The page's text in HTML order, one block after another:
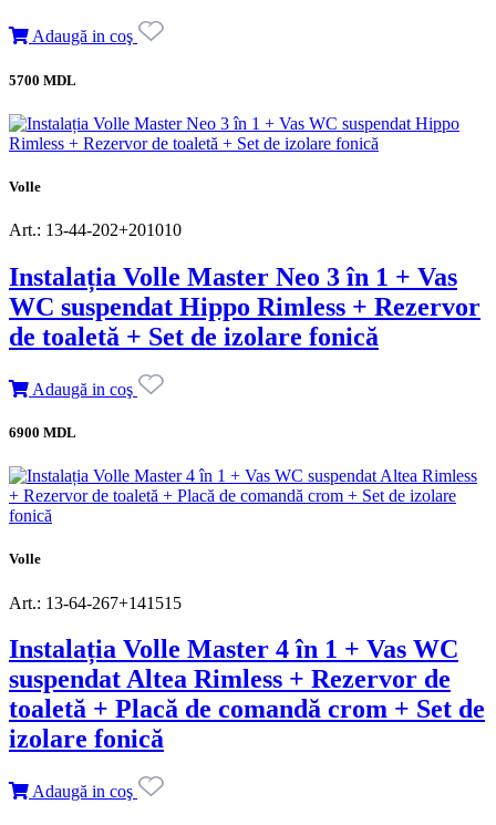
Adaugă in coş
5700 MDL
Volle
Art.: 13-44-202+201010
Instalația Volle Master Neo 3 în 1 + Vas
WC suspendat Hippo Rimless + Rezervor
de toaletă + Set de izolare fonică
Adaugă in coş
6900 MDL
Volle
Art.: 13-64-267+141515
Instalația Volle Master 4 în 1 + Vas WC
suspendat Altea Rimless + Rezervor de
toaletă + Placă de comandă crom + Set de
izolare fonică
Adaugă in coş